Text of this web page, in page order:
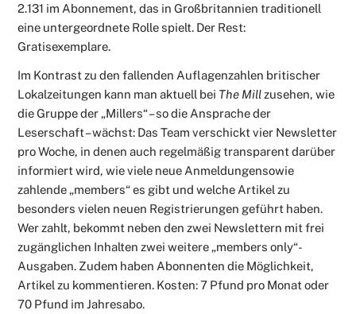
2.131 im Abonnement, das in Großbritannien traditionell
eine untergeordnete Rolle spielt. Der Rest:
Gratisexemplare.
Im Kontrast zu den fallenden Auflagenzahlen britischer
Lokalzeitungen kann man aktuell bei The Millzusehen, wie
die Gruppe der „Millers“ – so die Ansprache der
Leserschaft – wächst: Das Team verschickt vier Newsletter
pro Woche, in denen auch regelmäßig transparent darüber
informiert wird, wie viele neue Anmeldungensowie
zahlende „members“ es gibt und welche Artikel zu
besonders vielen neuen Registrierungen geführt haben.
Wer zahlt, bekommt neben den zwei Newslettern mit frei
zugänglichen Inhalten zwei weitere „members only“-
Ausgaben. Zudem haben Abonnenten die Möglichkeit,
Artikel zu kommentieren. Kosten: 7 Pfund pro Monat oder
70 Pfund im Jahresabo.